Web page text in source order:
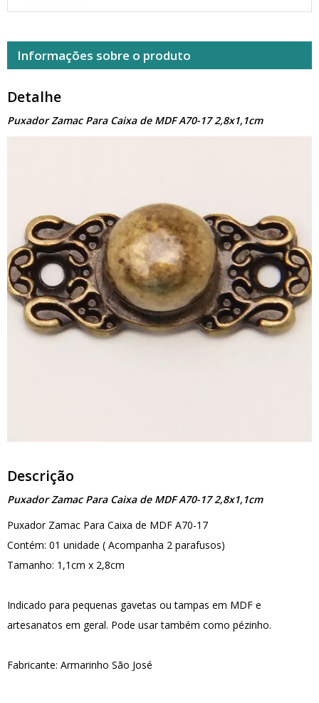
Informações sobre o produto
Detalhe
Puxador Zamac Para Caixa de MDF A70-17 2,8x1,1cm
Descrição
Puxador Zamac Para Caixa de MDF A70-17 2,8x1,1cm
Puxador Zamac Para Caixa de MDF A70-17
Contém: 01 unidade ( Acompanha 2 parafusos)
Tamanho: 1,1cm x 2,8cm
Indicado para pequenas gavetas ou tampas em MDF e
artesanatos em geral. Pode usar também como pézinho.
Fabricante: Armarinho São José